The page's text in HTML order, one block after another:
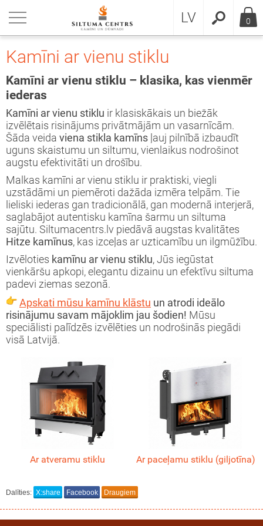
LV 0
Kamīni ar vienu stiklu
Kamīni ar vienu stiklu – klasika, kas vienmēr
iederas
Kamīni ar vienu stiklu ir klasiskākais un biežāk
izvēlētais risinājums privātmājām un vasarnīcām.
Šāda veida viena stikla kamīns ļauj pilnībā izbaudīt
uguns skaistumu un siltumu, vienlaikus nodrošinot
augstu efektivitāti un drošību.
Malkas kamīni ar vienu stiklu ir praktiski, viegli
uzstādāmi un piemēroti dažāda izmēra telpām. Tie
lieliski iederas gan tradicionālā, gan modernā interjerā,
saglabājot autentisku kamīna šarmu un siltuma
sajūtu. Siltumacentrs.lv piedāvā augstas kvalitātes
Hitze kamīnus, kas izceļas ar uzticamību un ilgmūžību.
Izvēloties kamīnu ar vienu stiklu, Jūs iegūstat
vienkāršu apkopi, elegantu dizainu un efektīvu siltuma
padevi ziemas sezonā.
Apskati mūsu kamīnu klāstu un atrodi ideālo
risinājumu savam mājoklim jau šodien! Mūsu
speciālisti palīdzēs izvēlēties un nodrošinās piegādi
visā Latvijā.
Ar atveramu stiklu Ar paceļamu stiklu (giljotīna)
Dalīties: X:share Facebook Draugiem
tērauda dūmvadi
katli
dūmvadi
caurules 2mm
tērauda dūmvadi
detaļas
instrukcija
Hitze
Saven (premium)
kamīni
Moretti Design
sildītāji | Biokamīns
kamīns
konkurss
ar vienu stiklu
(3 stiklu)
tuneļveida (ar 2 stikliem)
kamīni
Garantija
stiklu
stiklu
ar vienu stiklu
apdares materiāli - Kamīnu apdare
rāmis kamīnam
gaisa ventilātori
gaisa vadi
akumulējošie akmeņi
krāsnis
Kamīni
montāža
Kamīni
Kamīni
katli